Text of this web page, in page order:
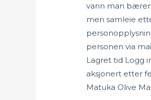
vann man
men samleie
personen via
Lagret tid Logg
aksjonert etter
Matuka Olive